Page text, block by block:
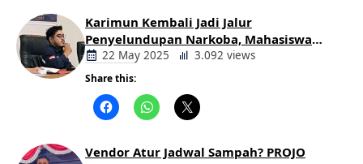
Karimun Kembali Jadi Jalur
Penyelundupan Narkoba, Mahasiswa
Desak Pemkab dan Aparat Bertindak
Tegas
22 May 2025 3.092 views
Share this:
Vendor Atur Jadwal Sampah? PROJO